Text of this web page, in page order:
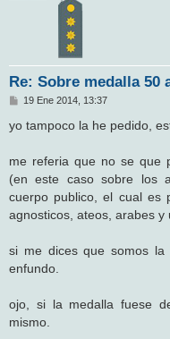
Re: Sobre medalla 50
M
n
j
e
19 Ene 2014, 13:37
yo tampoco la he pedido,
me referia que no se que
(en este caso sobre los
cuerpo publico, el cual es
agnosticos, ateos, arabes y
si me dices que somos la
enfundo.
ojo, si la medalla fuese
mismo.